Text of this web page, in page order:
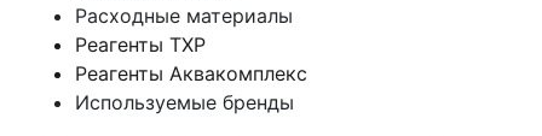
Расходные материалы
Реагенты ТХР
Реагенты Аквакомплекс
Используемые бренды